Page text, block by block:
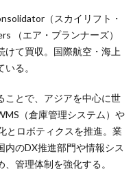
（スカイリフト・
（エア・プランナーズ）
けて買収。国際航空・海上
る。
ことで、アジアを中心に世
（倉庫管理システム）や
とロボティクスを推進。業
のDX推進部門や情報シス
管理体制を強化する。